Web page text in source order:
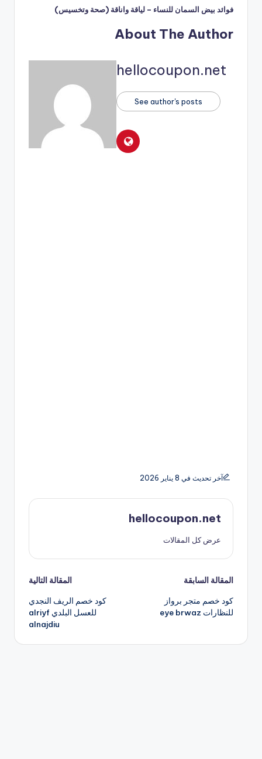
فوائد بيض السمان للنساء – لياقة واناقة (صحة وتخسيس)
About The Author
hellocoupon.net
See author's posts
آخر تحديث في 8 يناير 2026
hellocoupon.net
عرض كل المقالات
تصفّح
المقالات
المقالة السابقة
كود خصم متجر برواز
للنظارات eye brwaz
المقالة التالية
كود خصم الريف النجدي
للعسل البلدي alriyf
alnajdiu